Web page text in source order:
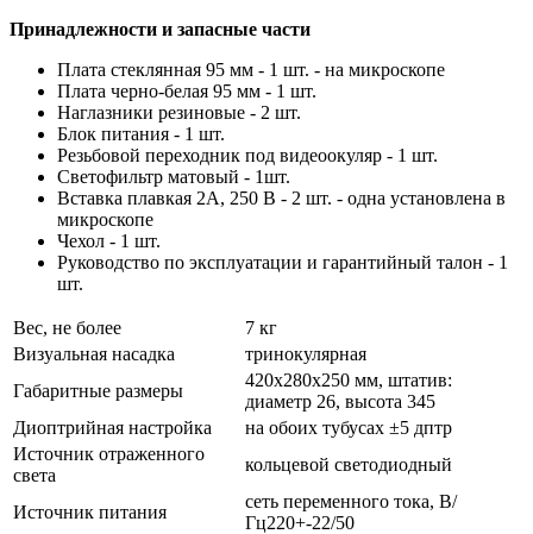
Принадлежности и запасные части
Плата стеклянная 95 мм - 1 шт. - на микроскопе
Плата черно-белая 95 мм - 1 шт.
Наглазники резиновые - 2 шт.
Блок питания - 1 шт.
Резьбовой переходник под видеоокуляр - 1 шт.
Светофильтр матовый - 1шт.
Вставка плавкая 2А, 250 В - 2 шт. - одна установлена в
микроскопе
Чехол - 1 шт.
Руководство по эксплуатации и гарантийный талон - 1
шт.
Вес, не более
7 кг
Визуальная насадка
тринокулярная
Габаритные размеры
420х280х250 мм, штатив:
диаметр 26, высота 345
Диоптрийная настройка
на обоих тубусах ±5 дптр
Источник отраженного
света
кольцевой светодиодный
Источник питания
сеть переменного тока, В/
Гц220+-22/50